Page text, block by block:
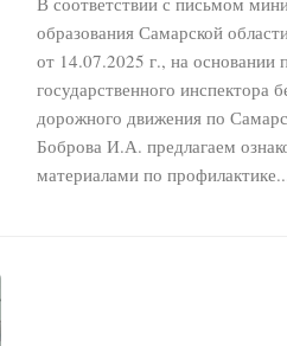
образования Самарской
от 14.07.2025 г., на основании
государственного инспектора
дорожного движения по
Боброва И.А. предлагаем
материалами по